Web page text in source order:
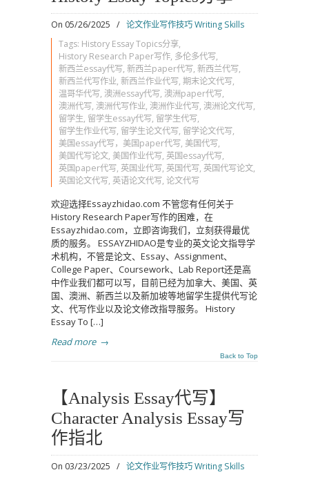
On 05/26/2025 / 论文作业写作技巧 Writing Skills
Tags: History Essay Topics分享,
History Research Paper写作, 多伦多代写,
新西兰essay代写, 新西兰paper代写, 新西兰代写,
新西兰代写作业, 新西兰作业代写, 期末论文代写,
温哥华代写, 澳洲essay代写, 澳洲paper代写,
澳洲代写, 澳洲代写作业, 澳洲作业代写, 澳洲论文代写,
留学生, 留学生essay代写, 留学生代写,
留学生作业代写, 留学生论文代写, 留学论文代写,
美国essay代写，美国paper代写, 美国代写,
美国代写论文, 美国作业代写, 英国essay代写,
英国paper代写, 英国业代写, 英国代写, 英国代写论文,
英国论文代写, 英语论文代写, 论文代写
欢迎选择Essayzhidao.com 不管您有任何关于
History Research Paper写作的困难，在
Essayzhidao.com，立即咨询我们，立刻获得最优
质的服务。 ESSAYZHIDAO是专业的英文论文指导学
术机构，不管是论文、Essay、Assignment、
College Paper、Coursework、Lab Report还是高
中作业我们都可以写，目前已经为加拿大、美国、英
国、澳洲、新西兰以及新加坡等地留学生提供代写论
文、代写作业以及论文修改指导服务。 History
Essay To […]
Read more →
Back to Top
【Analysis Essay代写】
Character Analysis Essay写
作指北
On 03/23/2025 / 论文作业写作技巧 Writing Skills